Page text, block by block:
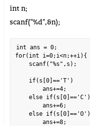
int n;
scanf("%d",&n);
int ans = 0;
for(int i=0;i<n;++i){
    scanf("%s",s);
    if(s[0]=='T')
        ans+=4;
    else if(s[0]=='C')
        ans+=6;
    else if(s[0]=='O')
        ans+=8;